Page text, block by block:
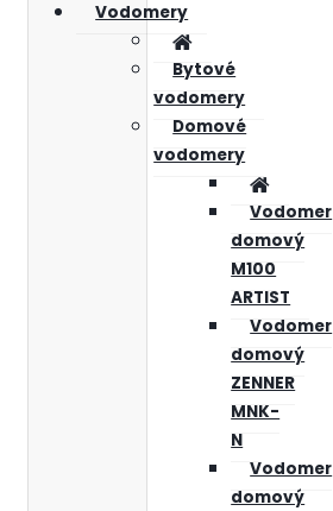
Vodomery
Bytové
vodomery
Domové
vodomery
Vodomer
domový
M100
ARTIST
Vodomer
domový
ZENNER
MNK-
N
Vodomer
domový